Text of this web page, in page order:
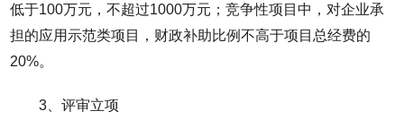
低于100万元，不超过1000万元；竞争性项目中，对企业承
担的应用示范类项目，财政补助比例不高于项目总经费的
20%。
3、评审立项